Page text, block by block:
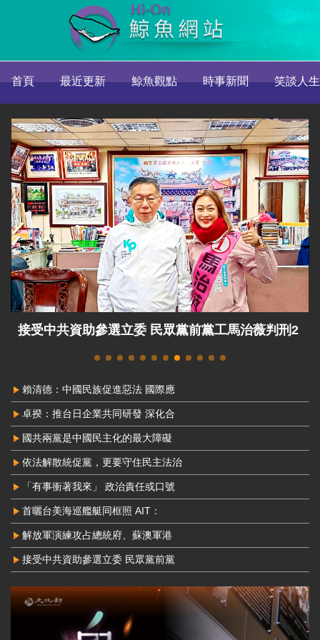
首頁 最近更新 鯨魚觀點 時事新聞 笑談人生
接受中共資助參選立委 民眾黨前黨工馬治薇判刑2
賴清德：中國民族促進惡法 國際應
卓揆：推台日企業共同研發 深化合
國共兩黨是中國民主化的最大障礙
依法解散統促黨，更要守住民主法治
「有事衝著我來」 政治責任或口號
首曬台美海巡艦艇同框照 AIT：
解放軍演練攻占總統府、蘇澳軍港
接受中共資助參選立委 民眾黨前黨